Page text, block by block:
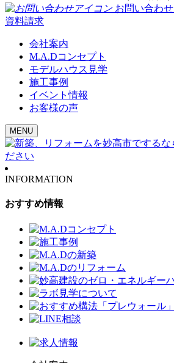
お問い合わせ
資料請求
会社案内
M.A.Dコンセプト
モデルハウス見学
施工事例
イベント情報
お客様の声
MENU
INFORMATION
おすすめ情報